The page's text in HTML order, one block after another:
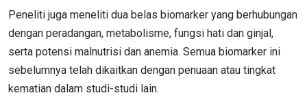
Peneliti juga meneliti dua belas biomarker yang berhubungan
dengan peradangan, metabolisme, fungsi hati dan ginjal,
serta potensi malnutrisi dan anemia. Semua biomarker ini
sebelumnya telah dikaitkan dengan penuaan atau tingkat
kematian dalam studi-studi lain.